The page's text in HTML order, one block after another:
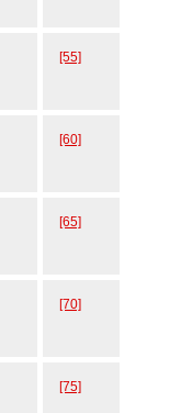
[55]
[60]
[65]
[70]
[75]